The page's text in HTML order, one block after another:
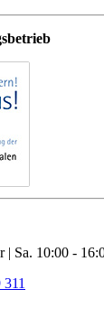
| Sa. 10:00 -